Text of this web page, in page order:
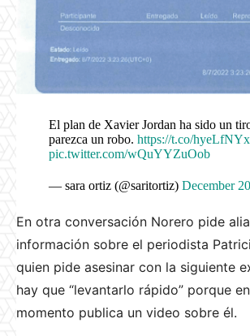
El plan de Xavier Jordan ha sido un
parezca un robo. https://t.co/
pic.twitter.com/wQuYYZuOob
— sara ortiz (@saritortiz) December
En otra conversación Norero pide
información sobre el periodista
quien pide asesinar con la siguiente
hay que “levantarlo rápido” porque
momento publica un video sobre él.